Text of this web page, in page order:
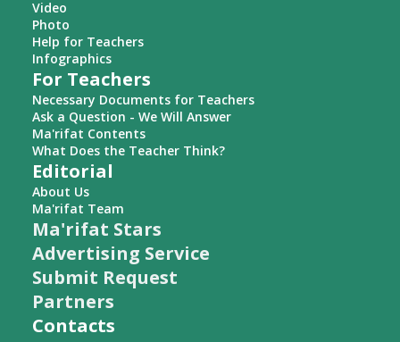
Video
Photo
Help for Teachers
Infographics
For Teachers
Necessary Documents for Teachers
Ask a Question - We Will Answer
Ma'rifat Contents
What Does the Teacher Think?
Editorial
About Us
Ma'rifat Team
Ma'rifat Stars
Advertising Service
Submit Request
Partners
Contacts